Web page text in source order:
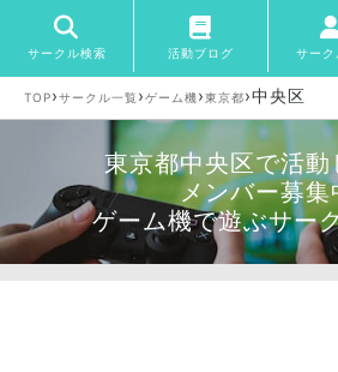
サークル検索 活動ブログ サーク
TOP›サークル一覧 ›ゲーム機›東京都›中央区
東京都中央区で活動
メンバー募集
ゲーム機で遊ぶサー